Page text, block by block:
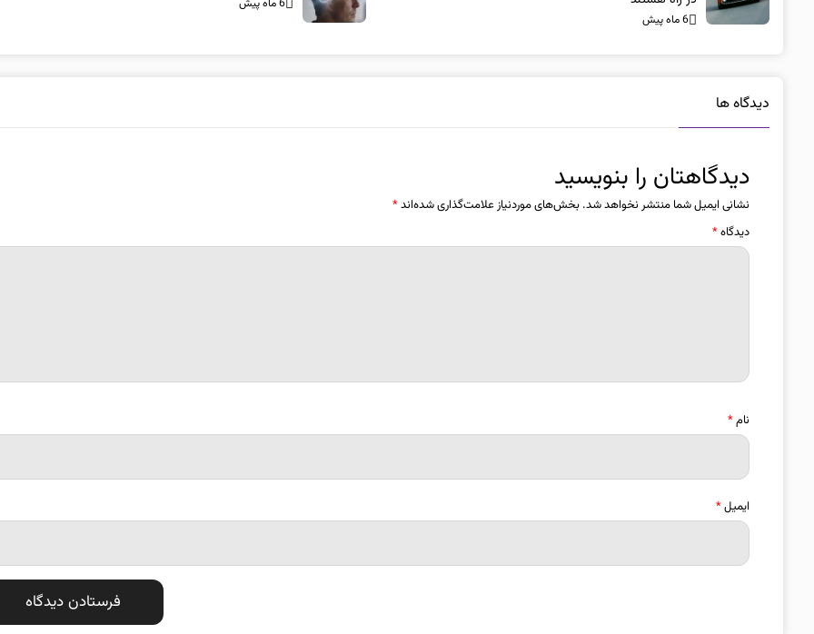
6 ماه پیش
6 ماه پیش
دیدگاه ها
دیدگاهتان را بنویسید
نشانی ایمیل شما منتشر نخواهد شد. بخش‌های موردنیاز علامت‌گذاری شده‌اند*
دیدگاه*
نام*
ایمیل*